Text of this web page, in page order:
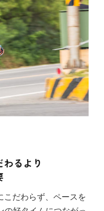
るより
こだわらず、ペースを